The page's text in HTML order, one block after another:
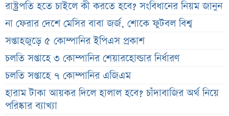
রাষ্ট্রপতি হতে চাইলে কী করতে হবে? সংবিধানের নিয়ম জানুন
না ফেরার দেশে মেসির বাবা জর্জ, শোকে ফুটবল বিশ্ব
সপ্তাহজুড়ে ৫ কোম্পানির ইপিএস প্রকাশ
চলতি সপ্তাহে ৩ কোম্পানির শেয়ারহোল্ডার নির্ধারণ
চলতি সপ্তাহে ৭ কোম্পানির এজিএম
হারাম টাকা আয়কর দিলে হালাল হবে? চাঁদাবাজির অর্থ নিয়ে
পরিষ্কার ব্যাখ্যা